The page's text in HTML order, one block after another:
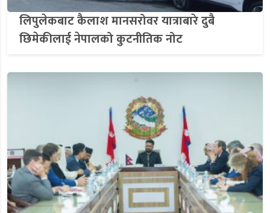
लिपुलेकबाट कैलाश मानसरोवर यात्राबारे दुबै
छिमेकीलाई नेपालको कुटनीतिक नोट